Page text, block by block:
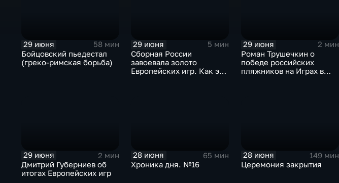
29 июня
58 мин
Бойцовский пьедестал
(греко-римская борьба)
29 июня
5 мин
Сборная России
завоевала золото
Европейских игр. Как это
29 июня
2 мин
Роман Трушечкин о
победе российских
пляжников на Играх в
29 июня
2 мин
Дмитрий Губерниев об
итогах Европейских игр
28 июня
65 мин
Хроника дня. №16
28 июня
149 мин
Церемония закрытия